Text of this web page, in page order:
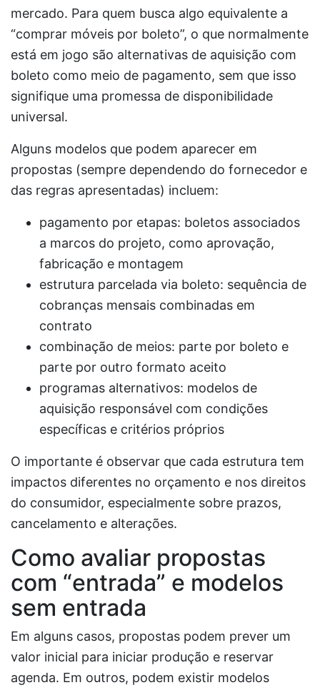
mercado. Para quem busca algo equivalente a
“comprar móveis por boleto”, o que normalmente
está em jogo são alternativas de aquisição com
boleto como meio de pagamento, sem que isso
signifique uma promessa de disponibilidade
universal.
Alguns modelos que podem aparecer em
propostas (sempre dependendo do fornecedor e
das regras apresentadas) incluem:
pagamento por etapas: boletos associados
a marcos do projeto, como aprovação,
fabricação e montagem
estrutura parcelada via boleto: sequência de
cobranças mensais combinadas em
contrato
combinação de meios: parte por boleto e
parte por outro formato aceito
programas alternativos: modelos de
aquisição responsável com condições
específicas e critérios próprios
O importante é observar que cada estrutura tem
impactos diferentes no orçamento e nos direitos
do consumidor, especialmente sobre prazos,
cancelamento e alterações.
Como avaliar propostas
com “entrada” e modelos
sem entrada
Em alguns casos, propostas podem prever um
valor inicial para iniciar produção e reservar
agenda. Em outros, podem existir modelos